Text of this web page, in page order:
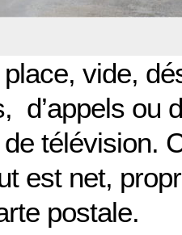
vide,
d’appels ou
télévision.
est net,
postale.